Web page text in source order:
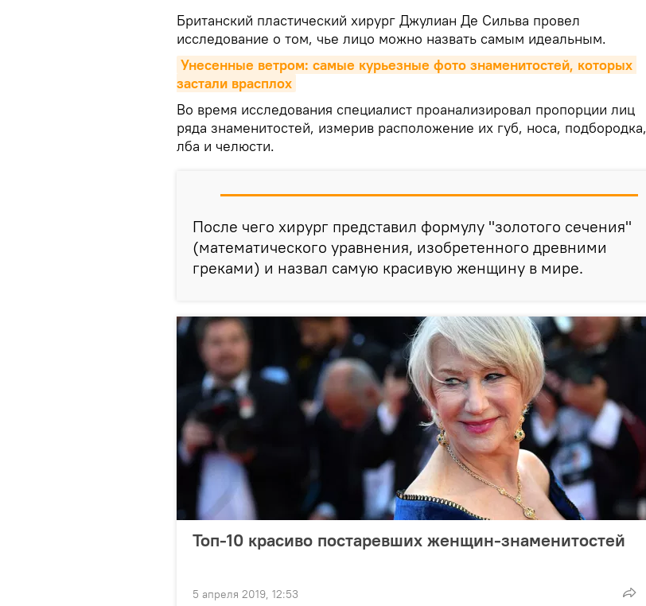
Британский пластический хирург Джулиан Де Сильва провел
исследование о том, чье лицо можно назвать самым идеальным.
Унесенные ветром: самые курьезные фото знаменитостей, которых
застали врасплох
Во время исследования специалист проанализировал пропорции лиц
ряда знаменитостей, измерив расположение их губ, носа, подбородка,
лба и челюсти.
После чего хирург представил формулу "золотого сечения"
(математического уравнения, изобретенного древними
греками) и назвал самую красивую женщину в мире.
Топ-10 красиво постаревших женщин-знаменитостей
5 апреля 2019, 12:53